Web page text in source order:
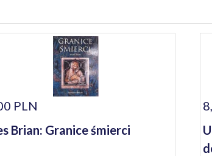
PLN
Brian: Granice śmierci